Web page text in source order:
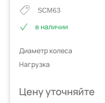
SCM63
в наличии
Диаметр колеса
Нагрузка
Цену уточняйте